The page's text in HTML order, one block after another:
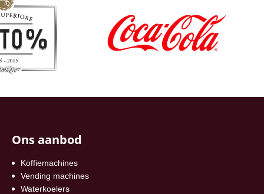
Ons aanbod
Koffiemachines
Vending machines
Waterkoelers